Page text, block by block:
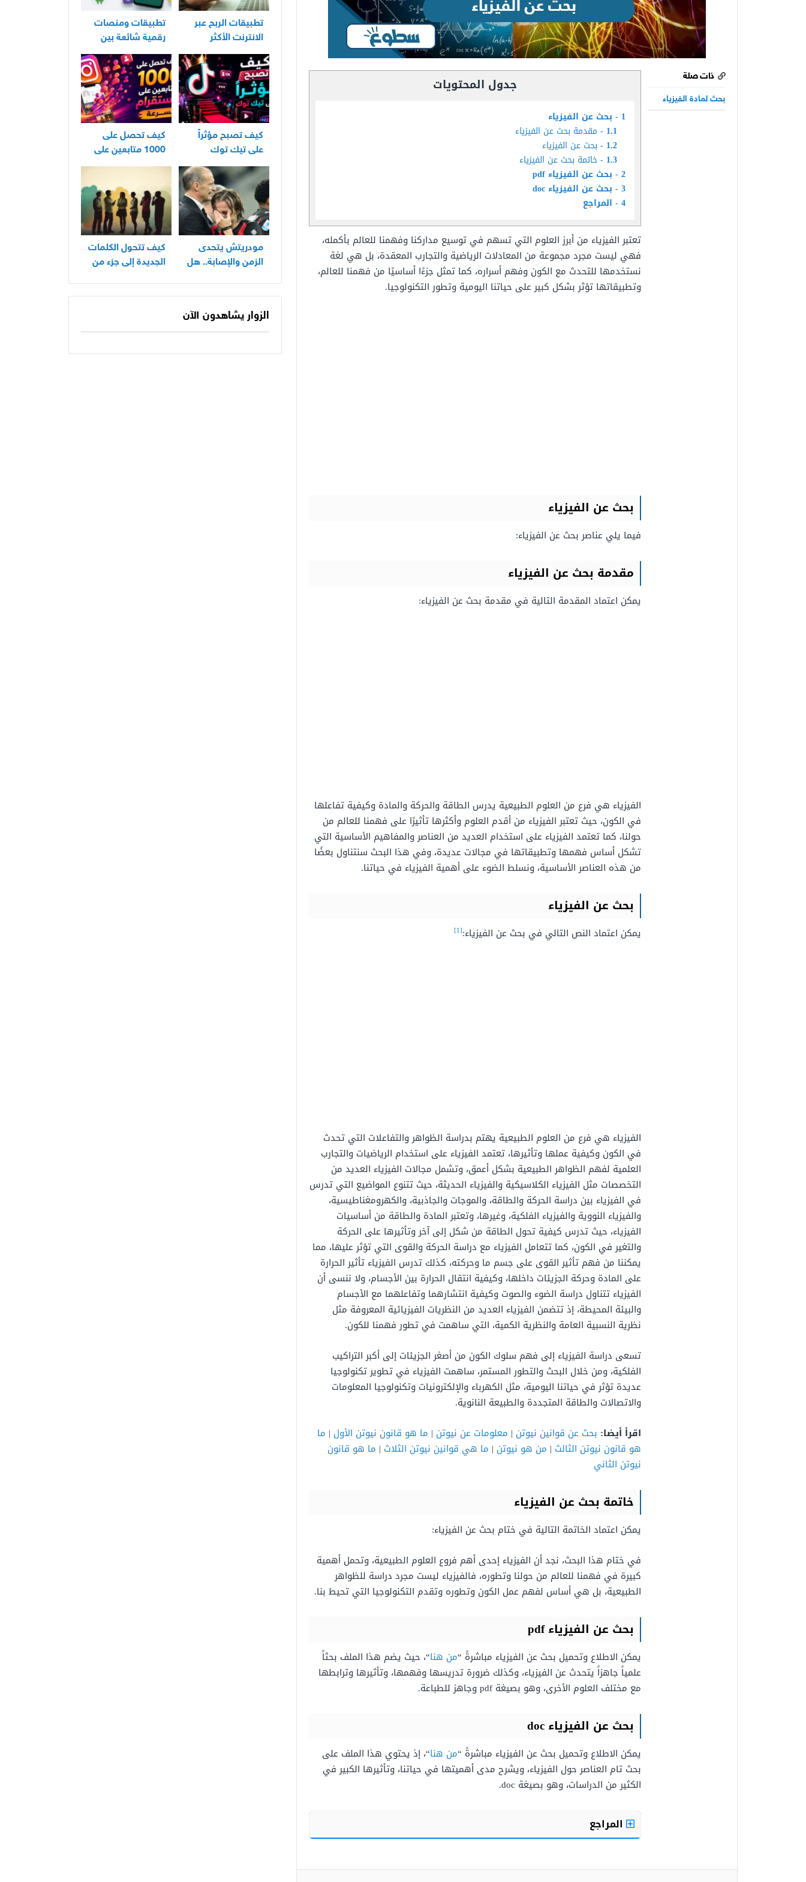
ذات صلة
بحث لمادة الفيزياء
جدول المحتويات
1
بحث عن الفيزياء
1.1
مقدمة بحث عن الفيزياء
1.2
بحث عن الفيزياء
1.3
خاتمة بحث عن الفيزياء
2 بحث عن الفيزياء pdf
3 بحث عن الفيزياء doc
4 المراجع
تعتبر الفيزياء من أبرز العلوم التي تسهم في توسيع مداركنا وفهمنا للعالم بأكمله،
فهي ليست مجرد مجموعة من المعادلات الرياضية والتجارب المعقدة، بل هي لغة
نستخدمها للتحدث مع الكون وفهم أسراره، كما تمثل جزءًا أساسيًا من فهمنا للعالم،
وتطبيقاتها تؤثر بشكل كبير على حياتنا اليومية وتطور التكنولوجيا.
بحث عن الفيزياء
فيما يلي عناصر بحث عن الفيزياء:
مقدمة بحث عن الفيزياء
يمكن اعتماد المقدمة التالية في مقدمة بحث عن الفيزياء:
الفيزياء هي فرع من العلوم الطبيعية يدرس الطاقة والحركة والمادة وكيفية تفاعلها
في الكون، حيث تعتبر الفيزياء من أقدم العلوم وأكثرها تأثيرًا على فهمنا للعالم من
حولنا، كما تعتمد الفيزياء على استخدام العديد من العناصر والمفاهيم الأساسية التي
تشكل أساس فهمها وتطبيقاتها في مجالات عديدة، وفي هذا البحث سنتناول بعضًا
من هذه العناصر الأساسية، ونسلط الضوء على أهمية الفيزياء في حياتنا.
بحث عن الفيزياء
يمكن اعتماد النص التالي في بحث عن الفيزياء:[1]
الفيزياء هي فرع من العلوم الطبيعية يهتم بدراسة الظواهر والتفاعلات التي تحدث
في الكون وكيفية عملها وتأثيرها، تعتمد الفيزياء على استخدام الرياضيات والتجارب
العلمية لفهم الظواهر الطبيعية بشكل أعمق، وتشمل مجالات الفيزياء العديد من
التخصصات مثل الفيزياء الكلاسيكية والفيزياء الحديثة، حيث تتنوع المواضيع التي تدرس
في الفيزياء بين دراسة الحركة والطاقة، والموجات والجاذبية، والكهرومغناطيسية،
والفيزياء النووية والفيزياء الفلكية، وغيرها، وتعتبر المادة والطاقة من أساسيات
الفيزياء، حيث تدرس كيفية تحول الطاقة من شكل إلى آخر وتأثيرها على الحركة
والتغير في الكون، كما تتعامل الفيزياء مع دراسة الحركة والقوى التي تؤثر عليها، مما
يمكننا من فهم تأثير القوى على جسم ما وحركته، كذلك تدرس الفيزياء تأثير الحرارة
على المادة وحركة الجزيئات داخلها، وكيفية انتقال الحرارة بين الأجسام، ولا ننسى أن
الفيزياء تتناول دراسة الضوء والصوت وكيفية انتشارهما وتفاعلهما مع الأجسام
والبيئة المحيطة، إذ تتضمن الفيزياء العديد من النظريات الفيزيائية المعروفة مثل
نظرية النسبية العامة والنظرية الكمية، التي ساهمت في تطور فهمنا للكون.
تسعى دراسة الفيزياء إلى فهم سلوك الكون من أصغر الجزيئات إلى أكبر التراكيب
الفلكية، ومن خلال البحث والتطور المستمر، ساهمت الفيزياء في تطوير تكنولوجيا
عديدة تؤثر في حياتنا اليومية، مثل الكهرباء والإلكترونيات وتكنولوجيا المعلومات
والاتصالات والطاقة المتجددة والطبيعة النانوية.
اقرأ أيضا: بحث عن قوانين نيوتن | معلومات عن نيوتن | ما هو قانون نيوتن الأول | ما
هو قانون نيوتن الثالث | من هو نيوتن | ما هي قوانين نيوتن الثلاث | ما هو قانون
نيوتن الثاني
خاتمة بحث عن الفيزياء
يمكن اعتماد الخاتمة التالية في ختام بحث عن الفيزياء:
في ختام هذا البحث، نجد أن الفيزياء إحدى أهم فروع العلوم الطبيعية، وتحمل أهمية
كبيرة في فهمنا للعالم من حولنا وتطوره، فالفيزياء ليست مجرد دراسة للظواهر
الطبيعية، بل هي أساس لفهم عمل الكون وتطوره وتقدم التكنولوجيا التي تحيط بنا.
بحث عن الفيزياءpdf
يمكن الاطلاع وتحميل بحث عن الفيزياء مباشرةً “من هنا“، حيث يضم هذا الملف بحثاً
علمياً جاهزاً يتحدث عن الفيزياء، وكذلك ضرورة تدريسها وفهمها، وتأثيرها وترابطها
مع مختلف العلوم الأخرى، وهو بصيغة pdf وجاهز للطباعة.
بحث عن الفيزياءdoc
يمكن الاطلاع وتحميل بحث عن الفيزياء مباشرةً “من هنا“، إذ يحتوي هذا الملف على
بحث تام العناصر حول الفيزياء، ويشرح مدى أهميتها في حياتنا، وتأثيرها الكبير في
الكثير من الدراسات، وهو بصيغة doc.
المراجع
تطبيقات الربح عبر
الانترنت الأكثر
استخدامًا في العراق
تطبيقات ومنصات
رقمية شائعة بين
مستخدمي الأندرويد
كيف تصبح مؤثراً
على تيك توك
كيف تحصل على
1000 متابعين على
انستقرام بسرعة
مودريتش يتحدى
الزمن والإصابة.. هل
كيف تتحول الكلمات
الجديدة إلى جزء من
الزوار يشاهدون الآن